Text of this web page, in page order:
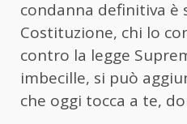
condanna definitiva è
Costituzione, chi lo
contro la legge
imbecille, si può
che oggi tocca a te,